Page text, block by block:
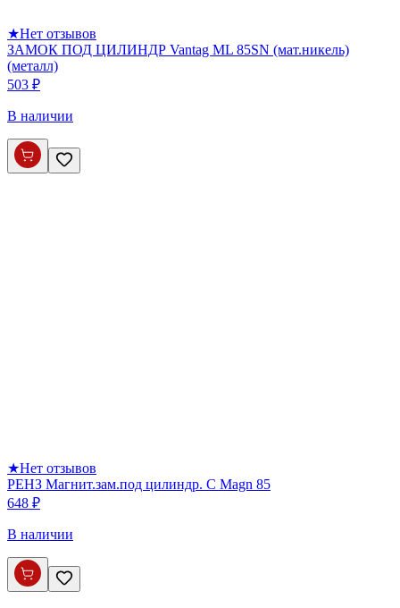
★Нет отзывов
ЗАМОК ПОД ЦИЛИНДР Vantag ML 85SN (мат.никель)
(металл)
503 ₽
В наличии
★Нет отзывов
РЕНЗ Магнит.зам.под цилиндр. С Magn 85
648 ₽
В наличии